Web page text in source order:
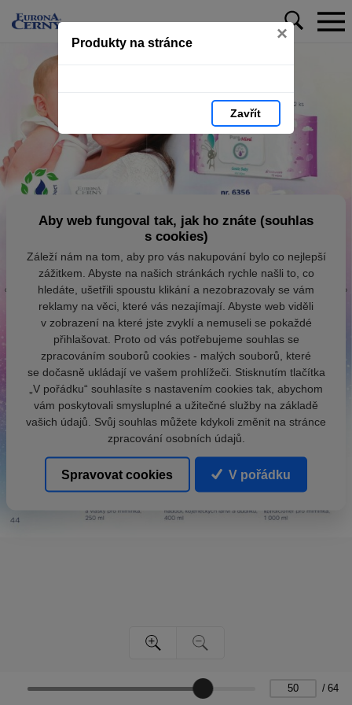
Produkty na stránce ×
Zavřít
/ 64
Aby web fungoval tak, jak ho znáte (souhlas
s cookies)
Záleží nám na tom, aby pro vás nakupování bylo co nejlepší
zážitkem. Abyste na našich stránkách rychle našli to, co
hledáte, ušetřili spoustu klikání a nezobrazovaly se vám
reklamy na věci, které vás nezajímají. Abyste web viděli
v zobrazení na které jste zvyklí a nemuseli se pokaždé
přihlašovat. Proto od vás potřebujeme souhlas se
zpracováním souborů cookies - malých souborů, které
se dočasně ukládají ve vašem prohlížeči. Stisknutím tlačítka
„V pořádku“ souhlasíte s nastavením cookies tak, abychom
vám poskytovali smysluplné a užitečné služby na základě
vašich údajů. Svůj souhlas můžete kdykoli změnit na stránce
zpracování osobních údajů.
Spravovat cookies V pořádku